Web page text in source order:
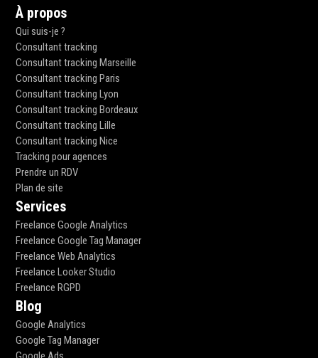
À propos
Qui suis-je ?
Consultant tracking
Consultant tracking Marseille
Consultant tracking Paris
Consultant tracking Lyon
Consultant tracking Bordeaux
Consultant tracking Lille
Consultant tracking Nice
Tracking pour agences
Prendre un RDV
Plan de site
Services
Freelance Google Analytics
Freelance Google Tag Manager
Freelance Web Analytics
Freelance Looker Studio
Freelance RGPD
Blog
Google Analytics
Google Tag Manager